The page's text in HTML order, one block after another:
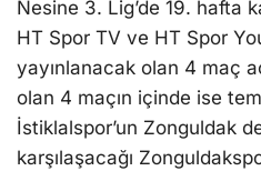
Nesine 3. Lig’de 19. hafta
HT Spor TV ve HT Spor
yayınlanacak olan 4 maç
olan 4 maçın içinde ise
İstiklalspor’un Zonguldak
karşılaşacağı